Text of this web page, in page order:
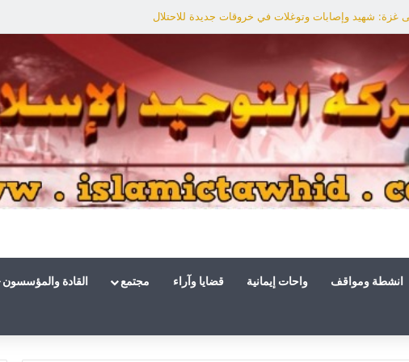
غزة: شهيد وإصابات وتوغلات في خروقات جديدة للاحتلال
انشطة ومواقف واحات إيمانية قضايا وآراء مجتمع القادة والمؤسسون